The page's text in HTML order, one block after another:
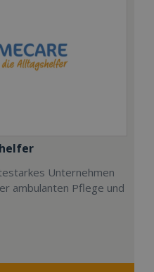
Unternehmen
ambulanten Pflege und